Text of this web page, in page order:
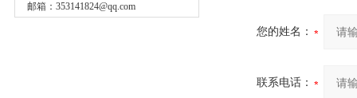
邮箱： 353141824@qq.com
您的姓名：
联系电话：